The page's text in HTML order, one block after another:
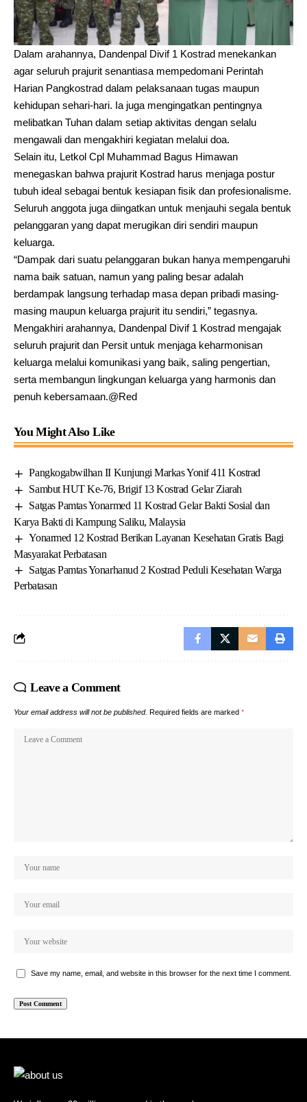
Dalam arahannya, Dandenpal Divif 1 Kostrad menekankan
agar seluruh prajurit senantiasa mempedomani Perintah
Harian Pangkostrad dalam pelaksanaan tugas maupun
kehidupan sehari-hari. Ia juga mengingatkan pentingnya
melibatkan Tuhan dalam setiap aktivitas dengan selalu
mengawali dan mengakhiri kegiatan melalui doa.
Selain itu, Letkol Cpl Muhammad Bagus Himawan
menegaskan bahwa prajurit Kostrad harus menjaga postur
tubuh ideal sebagai bentuk kesiapan fisik dan profesionalisme.
Seluruh anggota juga diingatkan untuk menjauhi segala bentuk
pelanggaran yang dapat merugikan diri sendiri maupun
keluarga.
“Dampak dari suatu pelanggaran bukan hanya mempengaruhi
nama baik satuan, namun yang paling besar adalah
berdampak langsung terhadap masa depan pribadi masing-
masing maupun keluarga prajurit itu sendiri,” tegasnya.
Mengakhiri arahannya, Dandenpal Divif 1 Kostrad mengajak
seluruh prajurit dan Persit untuk menjaga keharmonisan
keluarga melalui komunikasi yang baik, saling pengertian,
serta membangun lingkungan keluarga yang harmonis dan
penuh kebersamaan.@Red
You Might Also Like
Pangkogabwilhan II Kunjungi Markas Yonif 411 Kostrad
Sambut HUT Ke-76, Brigif 13 Kostrad Gelar Ziarah
Satgas Pamtas Yonarmed 11 Kostrad Gelar Bakti Sosial dan
Karya Bakti di Kampung Saliku, Malaysia
Yonarmed 12 Kostrad Berikan Layanan Kesehatan Gratis Bagi
Masyarakat Perbatasan
Satgas Pamtas Yonarhanud 2 Kostrad Peduli Kesehatan Warga
Perbatasan
Leave a Comment
Your email address will not be published. Required fields are marked *
Save my name, email, and website in this browser for the next time I comment.